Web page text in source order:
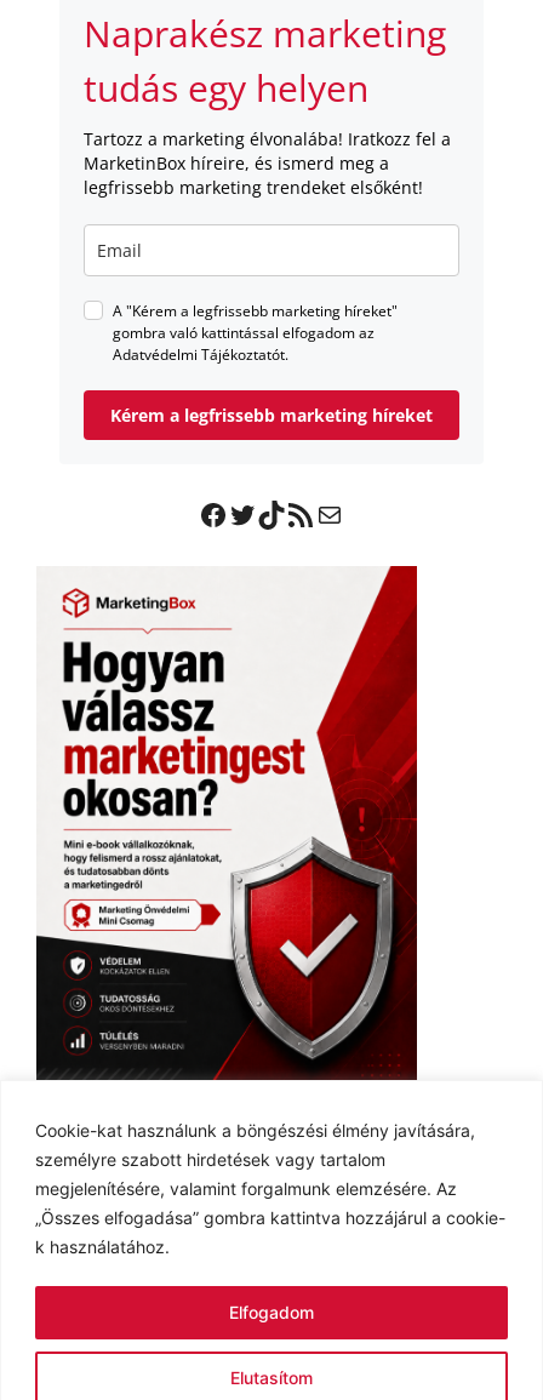
Cookie-kat használunk a böngészési élmény javítására,
személyre szabott hirdetések vagy tartalom
megjelenítésére, valamint forgalmunk elemzésére. Az
„Összes elfogadása” gombra kattintva hozzájárul a cookie-
k használatához.
Elutasítom
Elfogadom
Naprakész marketing
tudás egy helyen
Tartozz a marketing élvonalába! Iratkozz fel a
MarketinBox híreire, és ismerd meg a
legfrissebb marketing trendeket elsőként!
A "Kérem a legfrissebb marketing híreket"
gombra való kattintással elfogadom az
Adatvédelmi Tájékoztatót.
Kérem a legfrissebb marketing híreket
Facebook
Twitter
TikTok
RSS Feed
Mail
Adatvédelmi tájékoztató
Cookie tájékoztató
Impresszum
Kapcsolat
© 2026 MarketingBox• Készült